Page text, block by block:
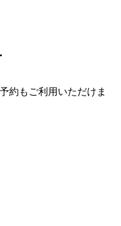
約もご利用いただけま